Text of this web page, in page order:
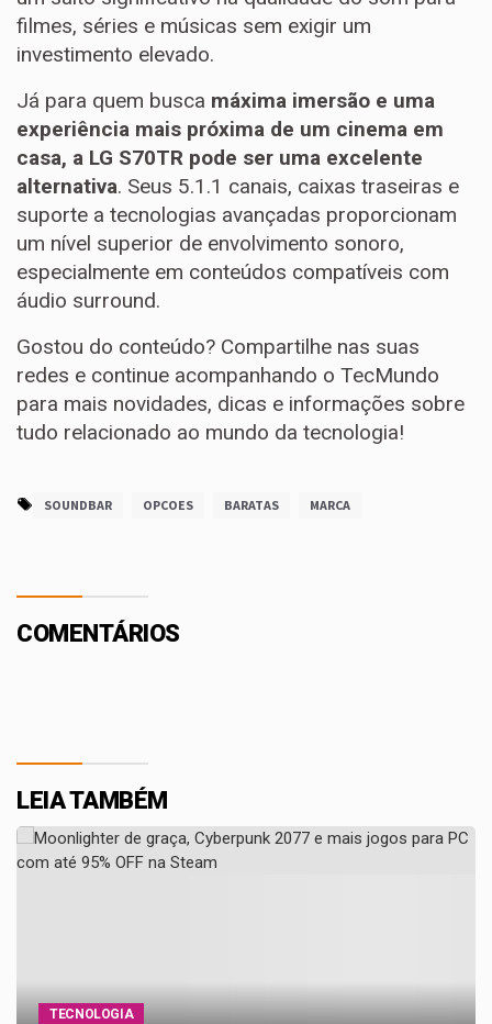
filmes, séries e músicas sem exigir um
investimento elevado.
Já para quem busca máxima imersão e uma
experiência mais próxima de um cinema em
casa, a LG S70TR pode ser uma excelente
alternativa. Seus 5.1.1 canais, caixas traseiras e
suporte a tecnologias avançadas proporcionam
um nível superior de envolvimento sonoro,
especialmente em conteúdos compatíveis com
áudio surround.
Gostou do conteúdo? Compartilhe nas suas
redes e continue acompanhando o TecMundo
para mais novidades, dicas e informações sobre
tudo relacionado ao mundo da tecnologia!
SOUNDBAR OPCOES BARATAS MARCA
COMENTÁRIOS
LEIA TAMBÉM
TECNOLOGIA